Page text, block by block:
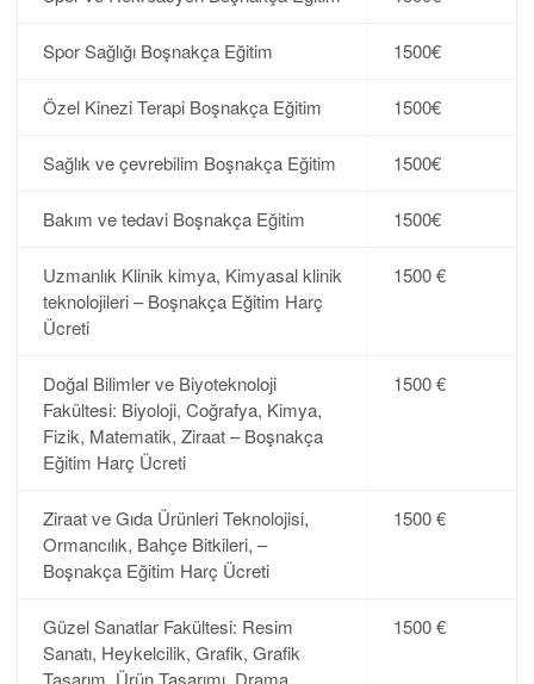
Spor Sağlığı Boşnakça Eğitim 1500€
Özel Kinezi Terapi Boşnakça Eğitim 1500€
Sağlık ve çevrebilim Boşnakça Eğitim 1500€
Bakım ve tedavi Boşnakça Eğitim 1500€
Uzmanlık Klinik kimya, Kimyasal klinik
teknolojileri – Boşnakça Eğitim Harç
Ücreti
1500 €
Doğal Bilimler ve Biyoteknoloji
Fakültesi: Biyoloji, Coğrafya, Kimya,
Fizik, Matematik, Ziraat – Boşnakça
Eğitim Harç Ücreti
1500 €
Ziraat ve Gıda Ürünleri Teknolojisi,
Ormancılık, Bahçe Bitkileri, –
Boşnakça Eğitim Harç Ücreti
1500 €
Güzel Sanatlar Fakültesi: Resim
Sanatı, Heykelcilik, Grafik, Grafik
1500 €